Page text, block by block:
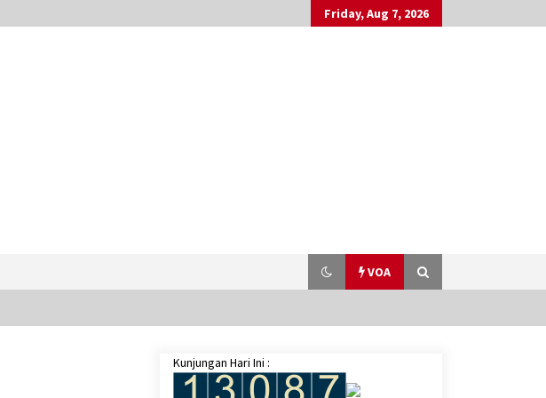
Friday, Aug 7, 2026
VOA
Jokowi Ungkap Indonesia akan
Fokus Angkat Isu Ekonomi di KTT
Kunjungan Hari Ini :